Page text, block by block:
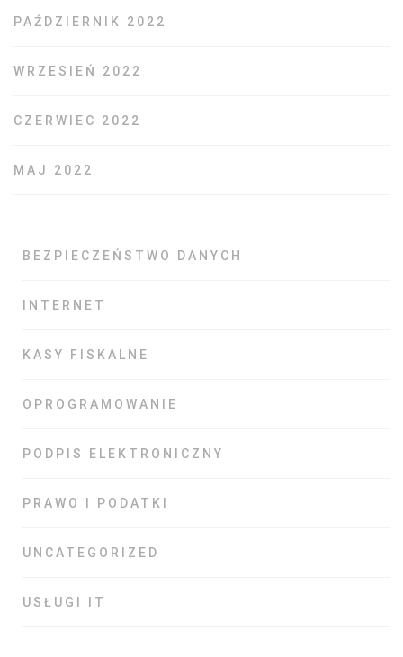
PAŹDZIERNIK 2022
WRZESIEŃ 2022
CZERWIEC 2022
MAJ 2022
BEZPIECZEŃSTWO DANYCH
INTERNET
KASY FISKALNE
OPROGRAMOWANIE
PODPIS ELEKTRONICZNY
PRAWO I PODATKI
UNCATEGORIZED
USŁUGI IT